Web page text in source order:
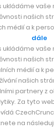
mají velký
své zástupce
kandidátů
odhadů
ukládáme
našich
médií a k
dále
ukládáme
našich
médií a k
našich
partnery z
Za tyto
na